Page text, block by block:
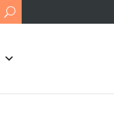
Search
for: